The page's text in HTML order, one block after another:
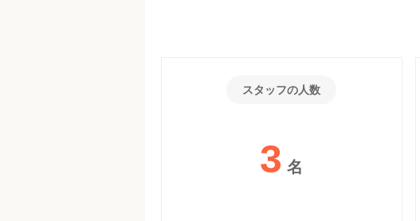
スタッフの人数
3 名